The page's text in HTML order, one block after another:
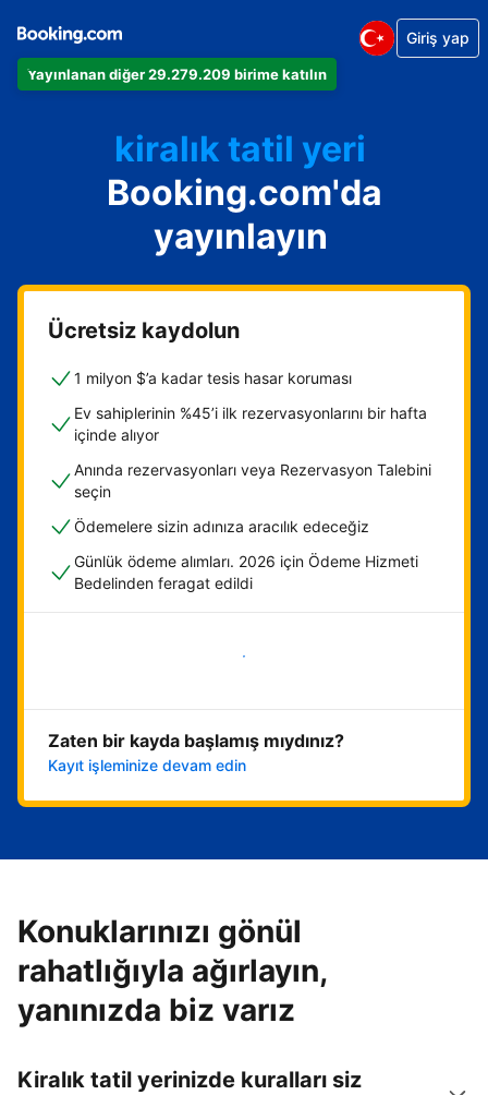
Yayınlanan diğer 29.279.209 birime katılın
Giriş yap
Dairenizi
Otelinizi
kiralık tatil yeri
Konukevinizi
Oda ve kahvaltı tesisinizi
Booking.com'da
yayınlayın
Ücretsiz kaydolun
1 milyon $’a kadar tesis hasar koruması
Ev sahiplerinin %45’i ilk rezervasyonlarını bir hafta
içinde alıyor
Anında rezervasyonları veya Rezervasyon Talebini
seçin
Ödemelere sizin adınıza aracılık edeceğiz
Günlük ödeme alımları. 2026 için Ödeme Hizmeti
Bedelinden feragat edildi
Hemen başla
Zaten bir kayda başlamış mıydınız?
Kayıt işleminize devam edin
Konuklarınızı gönül
rahatlığıyla ağırlayın,
yanınızda biz varız
Kiralık tatil yerinizde kuralları siz